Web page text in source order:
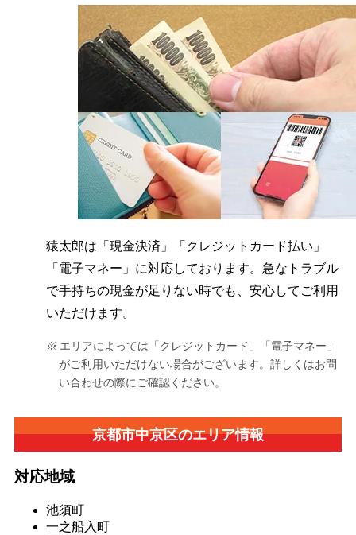
猿太郎は「現金決済」「クレジットカード払い」
「電子マネー」に対応しております。急なトラブル
で手持ちの現金が足りない時でも、安心してご利用
いただけます。
エリアによっては「クレジットカード」「電子マネー」
がご利用いただけない場合がございます。詳しくはお問
い合わせの際にご確認ください。
京都市中京区のエリア情報
対応地域
池須町
一之船入町